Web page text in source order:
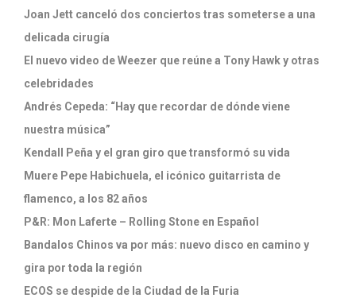
Joan Jett canceló dos conciertos tras someterse a una
delicada cirugía
El nuevo video de Weezer que reúne a Tony Hawk y otras
celebridades
Andrés Cepeda: “Hay que recordar de dónde viene
nuestra música”
Kendall Peña y el gran giro que transformó su vida
Muere Pepe Habichuela, el icónico guitarrista de
flamenco, a los 82 años
P&R: Mon Laferte – Rolling Stone en Español
Bandalos Chinos va por más: nuevo disco en camino y
gira por toda la región
ECOS se despide de la Ciudad de la Furia